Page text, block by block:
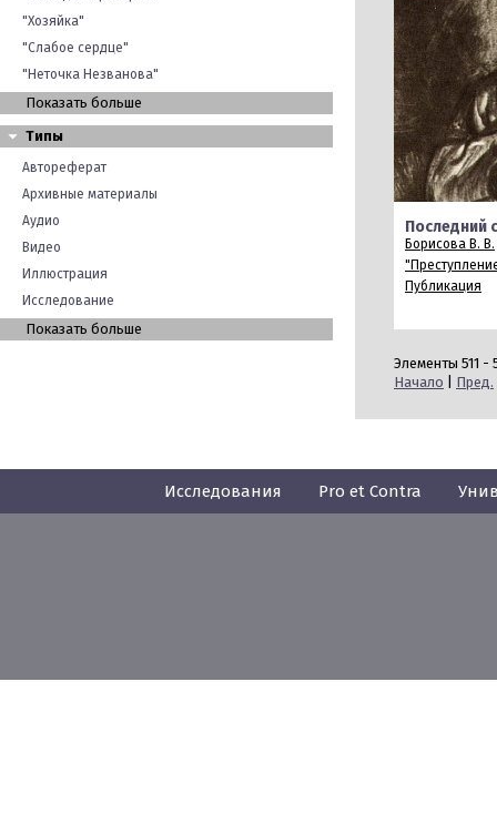
"Хозяйка"
"Слабое сердце"
"Неточка Незванова"
Показать больше
Типы
Автореферат
Архивные материалы
Аудио
Видео
Иллюстрация
Исследование
Показать больше
Последний
Борисова В. В.
Публикация
Элементы 511 -
Начало
Пред.
Исследования Pro et Contra